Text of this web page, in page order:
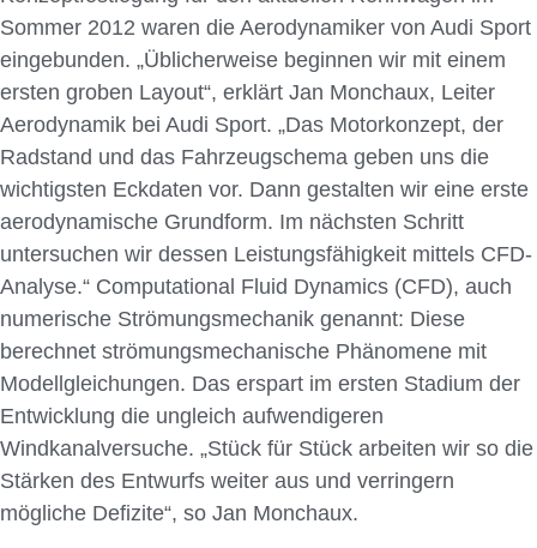
Sommer 2012 waren die Aerodynamiker von Audi Sport
eingebunden. „Üblicherweise beginnen wir mit einem
ersten groben Layout“, erklärt Jan Monchaux, Leiter
Aerodynamik bei Audi Sport. „Das Motorkonzept, der
Radstand und das Fahrzeugschema geben uns die
wichtigsten Eckdaten vor. Dann gestalten wir eine erste
aerodynamische Grundform. Im nächsten Schritt
untersuchen wir dessen Leistungsfähigkeit mittels CFD-
Analyse.“ Computational Fluid Dynamics (CFD), auch
numerische Strömungsmechanik genannt: Diese
berechnet strömungsmechanische Phänomene mit
Modellgleichungen. Das erspart im ersten Stadium der
Entwicklung die ungleich aufwendigeren
Windkanalversuche. „Stück für Stück arbeiten wir so die
Stärken des Entwurfs weiter aus und verringern
mögliche Defizite“, so Jan Monchaux.